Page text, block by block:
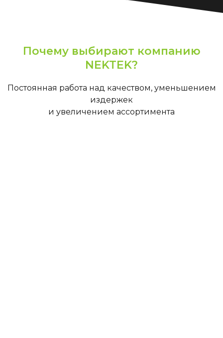
Почему выбирают компанию
NEKTEK?
Постоянная работа над качеством, уменьшением
издержек
и увеличением ассортимента